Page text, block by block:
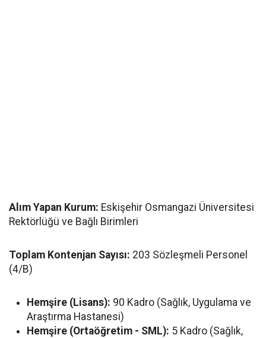
Alım Yapan Kurum: Eskişehir Osmangazi Üniversitesi
Rektörlüğü ve Bağlı Birimleri
Toplam Kontenjan Sayısı: 203 Sözleşmeli Personel
(4/B)
Hemşire (Lisans): 90 Kadro (Sağlık, Uygulama ve
Araştırma Hastanesi)
Hemşire (Ortaöğretim - SML): 5 Kadro (Sağlık,